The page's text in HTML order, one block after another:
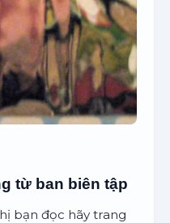
từ ban biên tập
bạn đọc hãy trang